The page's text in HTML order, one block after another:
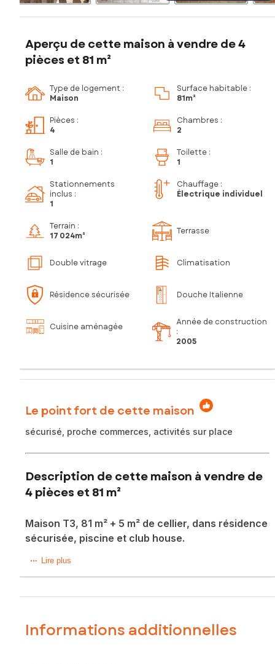
Aperçu de cette maison à vendre de 4
pièces et 81 m²
Type de logement :
Maison
Surface habitable :
81m²
Pièces :
4
Chambres :
2
Salle de bain :
1
Toilette :
1
Stationnements
inclus :
1
Chauffage :
Électrique individuel
Terrain :
17 024m²
Terrasse
Double vitrage Climatisation
Résidence sécurisée Douche Italienne
Cuisine aménagée
Année de construction
:
2005
Le point fort de cette maison
sécurisé, proche commerces, activités sur place
Description de cette maison à vendre de
4 pièces et 81 m²
Maison T3, 81 m² + 5 m² de cellier, dans résidence
sécurisée, piscine et club house.
Située à Salies-du-Salat, cette maison bénéficie d'un
commerces. Les Sénioriales, résidence sécurisée, est
pratique à la gare de Boussens. Le bien est climatisé. Le
jardin et la terrasse, idéale pour les moments de détente en
Lire plus
Informations additionnelles